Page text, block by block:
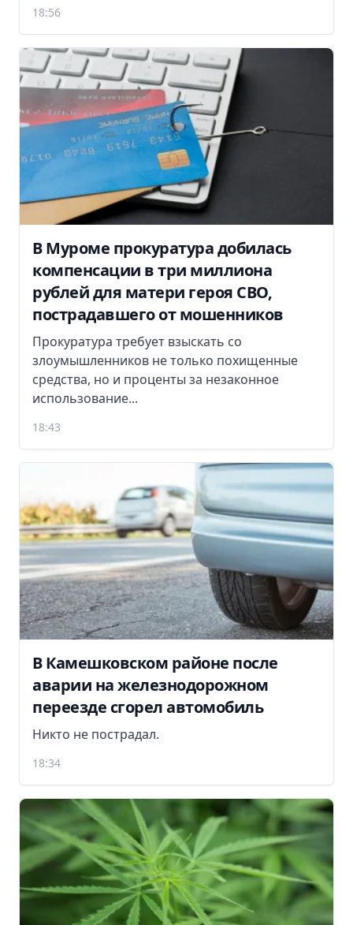
18:56
В Муроме прокуратура добилась
компенсации в три миллиона
рублей для матери героя СВО,
пострадавшего от мошенников
Прокуратура требует взыскать со
злоумышленников не только похищенные
средства, но и проценты за незаконное
использование...
18:43
В Камешковском районе после
аварии на железнодорожном
переезде сгорел автомобиль
Никто не пострадал.
18:34